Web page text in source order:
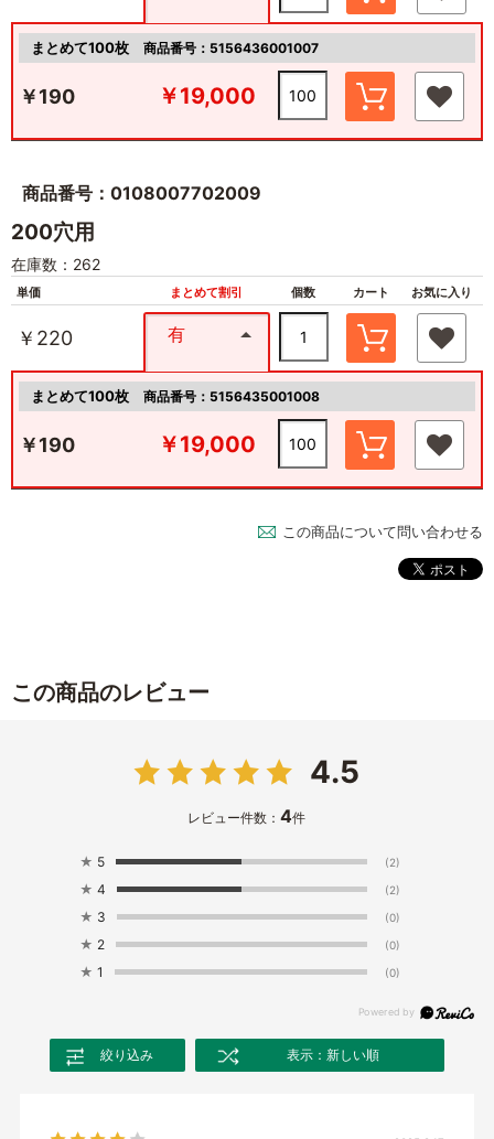
まとめて100枚 商品番号：5156436001007
￥190 ￥19,000
商品番号：0108007702009
200穴用
在庫数：262
単価 まとめて割引 個数 カート お気に入り
￥220 有
まとめて100枚 商品番号：5156435001008
￥190 ￥19,000
この商品について問い合わせる
この商品のレビュー
4.5
レビュー件数：4件
★ 5 (2)
★ 4 (2)
★ 3 (0)
★ 2 (0)
★ 1 (0)
絞り込み 表示：新しい順